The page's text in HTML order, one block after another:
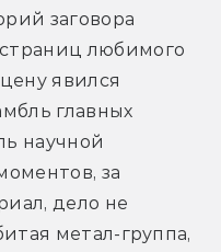
заговора
любимого
явился
главных
научной
за
дело не
метал-группа,